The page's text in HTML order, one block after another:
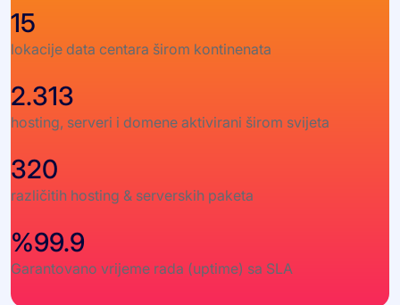
15
lokacije data centara širom kontinenata
2.313
hosting, serveri i domene aktivirani širom svijeta
320
različitih hosting & serverskih paketa
%99.9
Garantovano vrijeme rada (uptime) sa SLA